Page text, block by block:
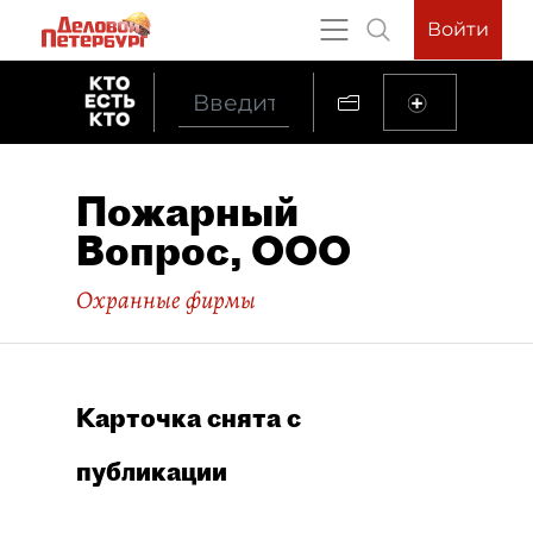
Войти
Пожарный
Вопрос, ООО
Охранные фирмы
Карточка снята с
публикации